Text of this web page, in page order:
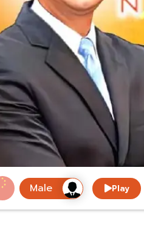
Play